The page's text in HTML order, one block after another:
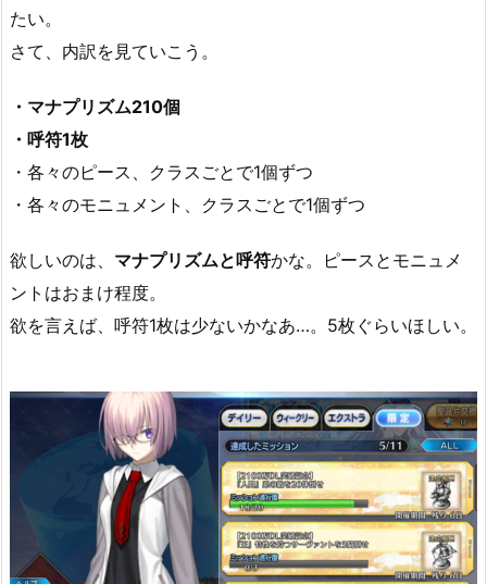
たい。
さて、内訳を見ていこう。
・マナプリズム210個
・呼符1枚
・各々のピース、クラスごとで1個ずつ
・各々のモニュメント、クラスごとで1個ずつ
欲しいのは、 マナプリズムと呼符かな。ピースとモニュメ
ントはおまけ程度。
欲を言えば、呼符1枚は少ないかなあ…。5枚ぐらいほしい。